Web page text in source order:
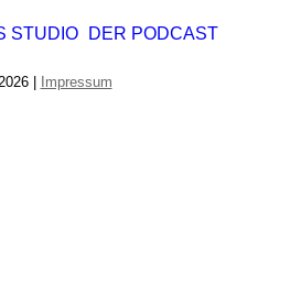
STUDIO
DER PODCAST
| Impressum